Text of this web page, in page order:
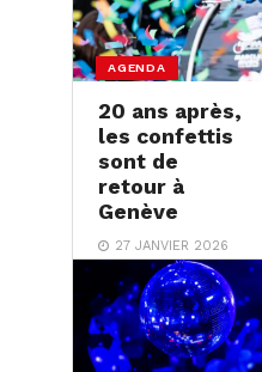
AGENDA
20 ans après,
les confettis
sont de
retour à
Genève
27 JANVIER 2026